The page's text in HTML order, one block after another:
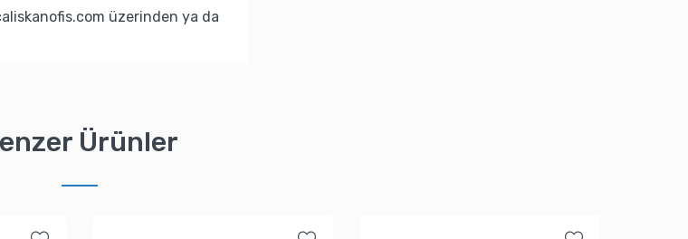
üzerinden ya da
Ürünler